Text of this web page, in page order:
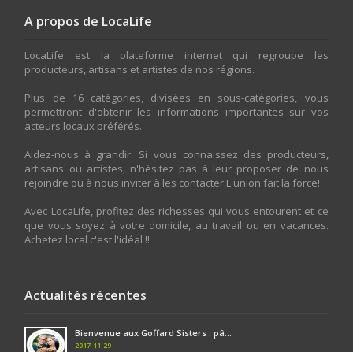
A propos de LocaLife
LocaLife est la plateforme internet qui regroupe les
producteurs, artisans et artistes de nos régions.
Plus de 16 catégories, divisées en sous-catégories, vous
permettront d'obtenir les informations importantes sur vos
acteurs locaux préférés.
Aidez-nous à grandir. Si vous connaissez des producteurs,
artisans ou artistes, n'hésitez pas à leur proposer de nous
rejoindre ou à nous inviter à les contacter.L'union fait la force!
Avec LocaLife, profitez des richesses qui vous entourent et ce
que vous soyez à votre domicile, au travail ou en vacances.
Achetez local c'est l'idéal !!
Actualités récentes
Bienvenue aux Goffard Sisters : pâ...
2017-11-29